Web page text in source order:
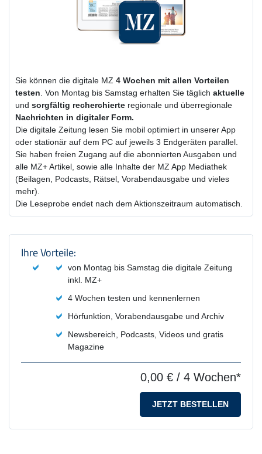
Sie können die digitale MZ 4 Wochen mit allen Vorteilen
testen. Von Montag bis Samstag erhalten Sie täglich aktuelle
und sorgfältig recherchierte regionale und überregionale
Nachrichten in digitaler Form.
Die digitale Zeitung lesen Sie mobil optimiert in unserer App
oder stationär auf dem PC auf jeweils 3 Endgeräten parallel.
Sie haben freien Zugang auf die abonnierten Ausgaben und
alle MZ+ Artikel, sowie alle Inhalte der MZ App Mediathek
(Beilagen, Podcasts, Rätsel, Vorabendausgabe und vieles
mehr).
Die Leseprobe endet nach dem Aktionszeitraum automatisch.
Produktzusammenfassung und
Ihre Vorteile:
von Montag bis Samstag die digitale Zeitung
inkl. MZ+
4 Wochen testen und kennenlernen
Hörfunktion, Vorabendausgabe und Archiv
Newsbereich, Podcasts, Videos und gratis
Magazine
0,00 € / 4 Wochen*
JETZT BESTELLEN